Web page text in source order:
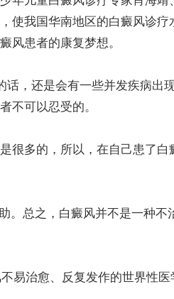
使我国华南地区的白癜风诊疗
风患者的康复梦想。
，还是会有一些并发疾病出
不可以忍受的。
多的，所以，在自己患了白
。总之，白癜风并不是一种不
易治愈、反复发作的世界性医